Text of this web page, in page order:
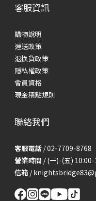
客服資訊
購物說明
運送政策
退換貨政策
隱私權政策
會員資格
現金積點規則
聯絡我們
客服電話 / 02-7709-8768
營業時間 / (一)-(五) 10:00-
信箱 /